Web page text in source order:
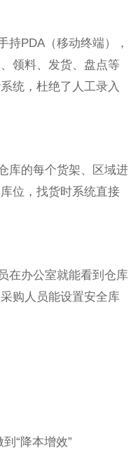
PDA（移动终端），
领料、发货、盘点等
统，杜绝了人工录入
的每个货架、区域进
位，找货时系统直接
办公室就能看到仓库
购人员能设置安全库
“降本增效”